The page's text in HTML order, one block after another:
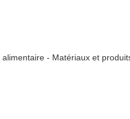
- Matériaux et